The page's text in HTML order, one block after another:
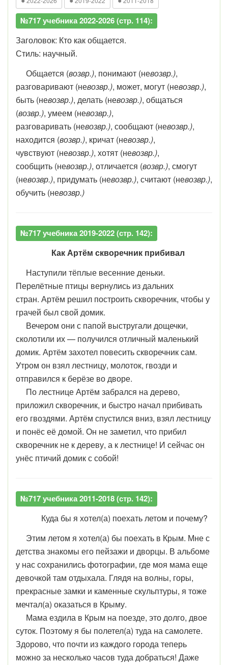
№717 учебника 2022-2026 (стр. 114):
Заголовок: Кто как общается.
Стиль: научный.
Общается (возвр.), понимают (невозвр.),
разговаривают (невозвр.), может, могут (невозвр.),
быть (невозвр.), делать (невозвр.), общаться
(возвр.), умеем (невозвр.),
разговаривать (невозвр.), сообщают (невозвр.),
находится (возвр.), кричат (невозвр.),
чувствуют (невозвр.), хотят (невозвр.),
сообщить (невозвр.), отличается (возвр.), смогут
(невозвр.), придумать (невозвр.), считают (невозвр.),
обучить (невозвр.)
№717 учебника 2019-2022 (стр. 142):
Как Артём скворечник прибивал
Наступили тёплые весенние деньки.
Перелётные птицы вернулись из дальних
стран. Артём решил построить скворечник, чтобы у
грачей был свой домик.
Вечером они с папой выстругали дощечки,
сколотили их — получился отличный маленький
домик. Артём захотел повесить скворечник сам.
Утром он взял лестницу, молоток, гвозди и
отправился к берёзе во дворе.
По лестнице Артём забрался на дерево,
приложил скворечник, и быстро начал прибивать
его гвоздями. Артём спустился вниз, взял лестницу
и понёс её домой. Он не заметил, что прибил
скворечник не к дереву, а к лестнице! И сейчас он
унёс птичий домик с собой!
№717 учебника 2011-2018 (стр. 142):
Куда бы я хотел(а) поехать летом и почему?
Этим летом я хотел(а) бы поехать в Крым. Мне с
детства знакомы его пейзажи и дворцы. В альбоме
у нас сохранились фотографии, где моя мама еще
девочкой там отдыхала. Глядя на волны, горы,
прекрасные замки и каменные скульптуры, я тоже
мечтал(а) оказаться в Крыму.
Мама ездила в Крым на поезде, это долго, двое
суток. Поэтому я бы полетел(а) туда на самолете.
Здорово, что почти из каждого города теперь
можно за несколько часов туда добраться! Даже